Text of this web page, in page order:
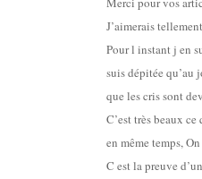
J’aimerais
Pour l instant j en
suis dépitée qu’au
que les cris sont
C’est très beaux
en même temps,
C est la preuve